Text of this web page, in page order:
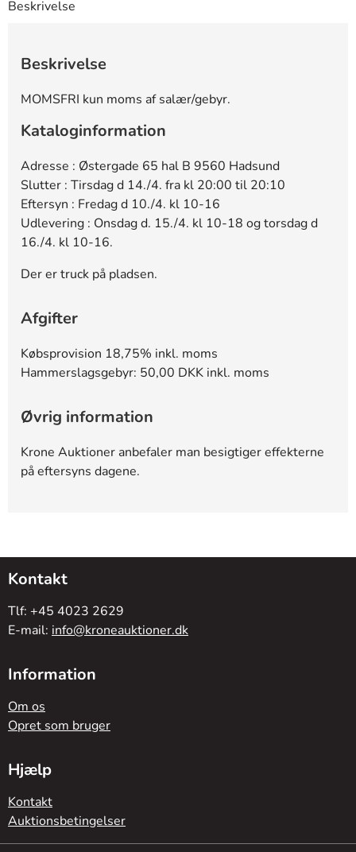
Beskrivelse
Beskrivelse
MOMSFRI kun moms af salær/gebyr.
Kataloginformation
Adresse : Østergade 65 hal B 9560 Hadsund
Slutter : Tirsdag d 14./4. fra kl 20:00 til 20:10
Eftersyn : Fredag d 10./4. kl 10-16
Udlevering : Onsdag d. 15./4. kl 10-18 og torsdag d
16./4. kl 10-16.
Der er truck på pladsen.
Afgifter
Købsprovision 18,75% inkl. moms
Hammerslagsgebyr: 50,00 DKK inkl. moms
Øvrig information
Krone Auktioner anbefaler man besigtiger effekterne
på eftersyns dagene.
Kontakt
Tlf: +45 4023 2629
E-mail: info@kroneauktioner.dk
Information
Om os
Opret som bruger
Hjælp
Kontakt
Auktionsbetingelser